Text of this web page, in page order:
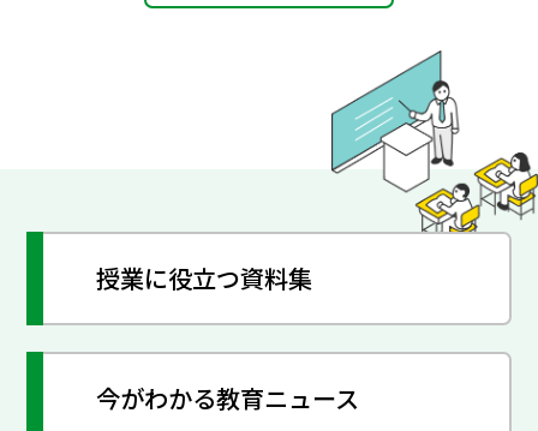
授業に役立つ資料集
今がわかる教育ニュース